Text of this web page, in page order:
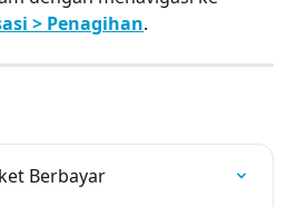
> Penagihan.
Berbayar